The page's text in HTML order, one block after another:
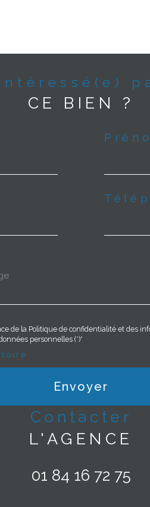
Intéressé(e)
CE BIEN ?
de la Politique de confidentialité et des
personnelles (*)*
Envoyer
contacter
L'AGENCE
01 84 16 72 75